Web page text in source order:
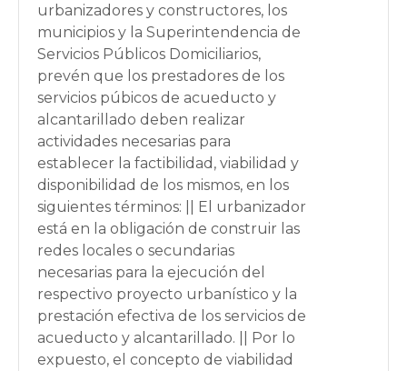
urbanizadores y constructores, los
municipios y la Superintendencia de
Servicios Públicos Domiciliarios,
prevén que los prestadores de los
servicios púbicos de acueducto y
alcantarillado deben realizar
actividades necesarias para
establecer la factibilidad, viabilidad y
disponibilidad de los mismos, en los
siguientes términos: || El urbanizador
está en la obligación de construir las
redes locales o secundarias
necesarias para la ejecución del
respectivo proyecto urbanístico y la
prestación efectiva de los servicios de
acueducto y alcantarillado. || Por lo
expuesto, el concepto de viabilidad